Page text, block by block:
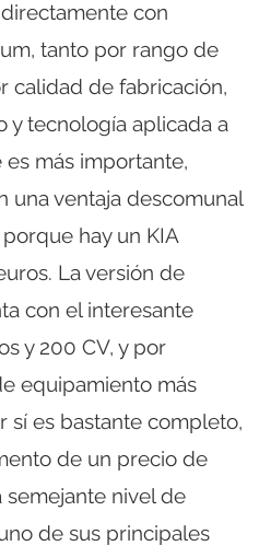
con
tanto por rango de
calidad de fabricación,
y tecnología aplicada a
más importante,
una ventaja descomunal
hay un KIA
La versión de
con el interesante
y 200 CV, y por
equipamiento más
sí es bastante completo,
de un precio de
nivel de
de sus principales